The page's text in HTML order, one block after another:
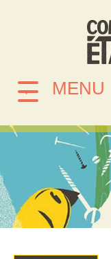
MENU